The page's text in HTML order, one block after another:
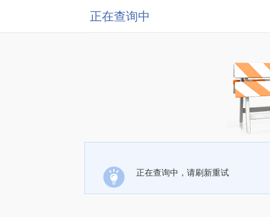
正在查询中
正在查询中，请刷新重试